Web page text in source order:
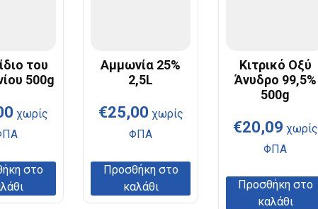
του
500g
χωρίς
στο
Αμμωνία 25%
2,5L
€25,00 χωρίς
ΦΠΑ
Προσθήκη στο
καλάθι
Κιτρικό Οξύ
Άνυδρο 99,5%
500g
€20,09 χωρίς
ΦΠΑ
Προσθήκη στο
καλάθι